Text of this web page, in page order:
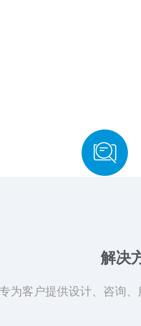
解决
为客户提供设计、咨询